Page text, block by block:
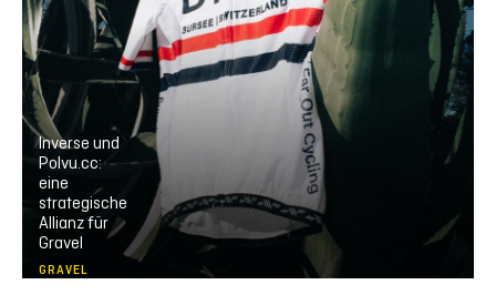
Inverse und
Polvu.cc:
eine
strategische
Allianz für
Gravel
GRAVEL